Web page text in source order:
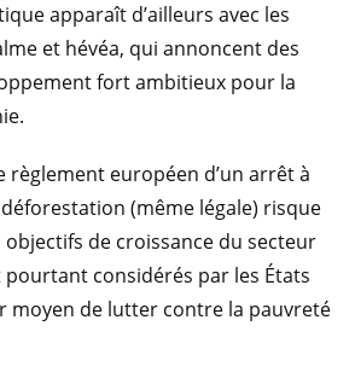
apparaît d’ailleurs avec les
et hévéa, qui annoncent des
fort ambitieux pour la
règlement européen d’un arrêt à
(même légale) risque
de croissance du secteur
considérés par les États
moyen de lutter contre la pauvreté